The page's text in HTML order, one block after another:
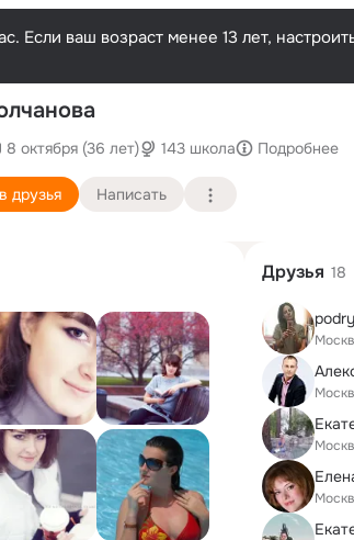
Если ваш возраст менее 13 лет,
8 октября (36 лет) 143 школа Подробнее
друзья Написать
Друзья 18